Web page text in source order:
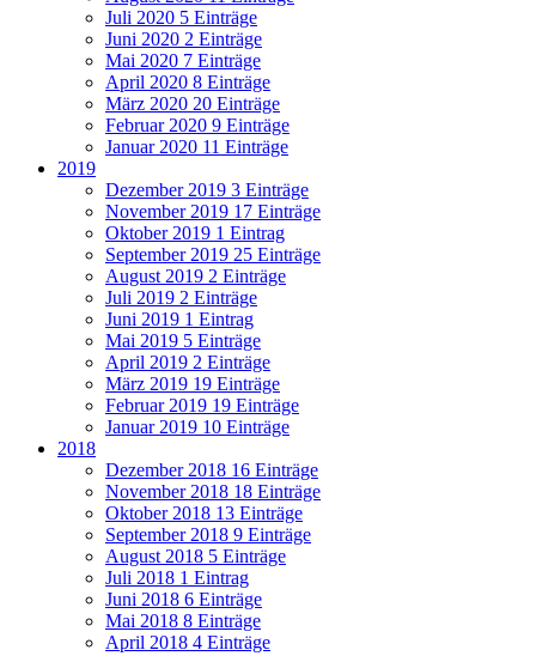
Juli 2020 5 Einträge
Juni 2020 2 Einträge
Mai 2020 7 Einträge
April 2020 8 Einträge
März 2020 20 Einträge
Februar 2020 9 Einträge
Januar 2020 11 Einträge
2019
Dezember 2019 3 Einträge
November 2019 17 Einträge
Oktober 2019 1 Eintrag
September 2019 25 Einträge
August 2019 2 Einträge
Juli 2019 2 Einträge
Juni 2019 1 Eintrag
Mai 2019 5 Einträge
April 2019 2 Einträge
März 2019 19 Einträge
Februar 2019 19 Einträge
Januar 2019 10 Einträge
2018
Dezember 2018 16 Einträge
November 2018 18 Einträge
Oktober 2018 13 Einträge
September 2018 9 Einträge
August 2018 5 Einträge
Juli 2018 1 Eintrag
Juni 2018 6 Einträge
Mai 2018 8 Einträge
April 2018 4 Einträge